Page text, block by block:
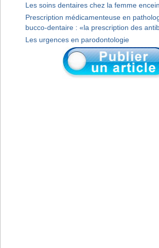
Les soins dentaires chez la femme
Prescription médicamenteuse en
bucco-dentaire : «la prescription des
Les urgences en parodontologie